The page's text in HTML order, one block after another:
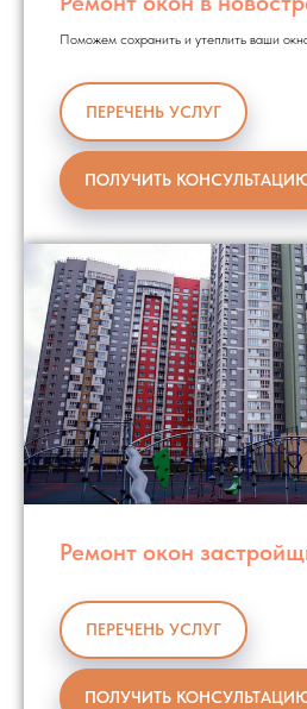
Поможем сохранить и утеплить ваши
ПЕРЕЧЕНЬ УСЛУГ
ПОЛУЧИТЬ
Ремонт окон
ПЕРЕЧЕНЬ УСЛУГ
ПОЛУЧИТЬ